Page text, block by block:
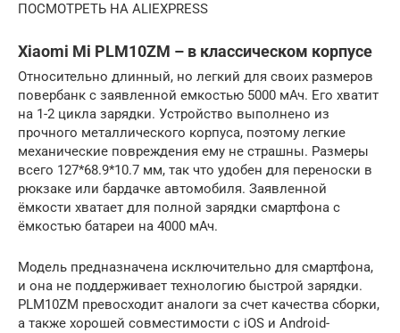
ПОСМОТРЕТЬ НА ALIEXPRESS
Xiaomi Mi PLM10ZM – в классическом корпусе
Относительно длинный, но легкий для своих размеров
повербанк с заявленной емкостью 5000 мАч. Его хватит
на 1-2 цикла зарядки. Устройство выполнено из
прочного металлического корпуса, поэтому легкие
механические повреждения ему не страшны. Размеры
всего 127*68.9*10.7 мм, так что удобен для переноски в
рюкзаке или бардачке автомобиля. Заявленной
ёмкости хватает для полной зарядки смартфона с
ёмкостью батареи на 4000 мАч.
Модель предназначена исключительно для смартфона,
и она не поддерживает технологию быстрой зарядки.
PLM10ZM превосходит аналоги за счет качества сборки,
а также хорошей совместимости с iOS и Android-